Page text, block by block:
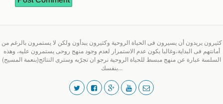
كثيرون يريدون أن يسيرون فى الحياة الروحية وكثيرون يبدأون ولكن لا يستمرون بالرغم من
أمانتهم فى البداية،وغالبا يكون عدم الاستمرار لعدم وجود منهج روحى يستمرون عليه، وهذه
السلسة عبارة عن منهج مبسط للحياة الروحية نرجو ان تجرّبه وسترى النتائج(بنعمة المسيح)
بنفسك...